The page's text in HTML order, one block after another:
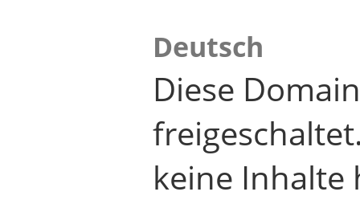
Deutsch
Diese
keine Inhalte